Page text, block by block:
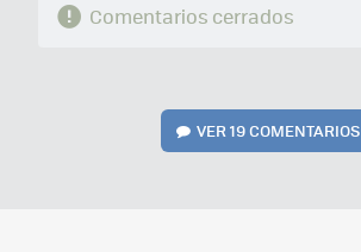
Comentarios cerrados
VER19 COMENTARIOS